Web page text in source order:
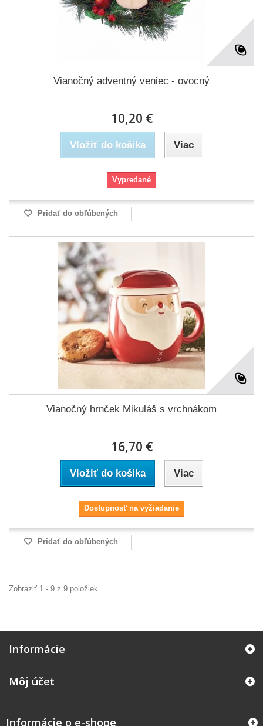
Vianočný adventný veniec - ovocný
10,20 €
Vložiť do košíka Viac
Vypredané
Pridať do obľúbených
Vianočný hrnček Mikuláš s vrchnákom
16,70 €
Vložiť do košíka Viac
Dostupnosť na vyžiadanie
Pridať do obľúbených
Zobraziť 1 - 9 z 9 položiek
Informácie
Môj účet
Informácie o e-shope